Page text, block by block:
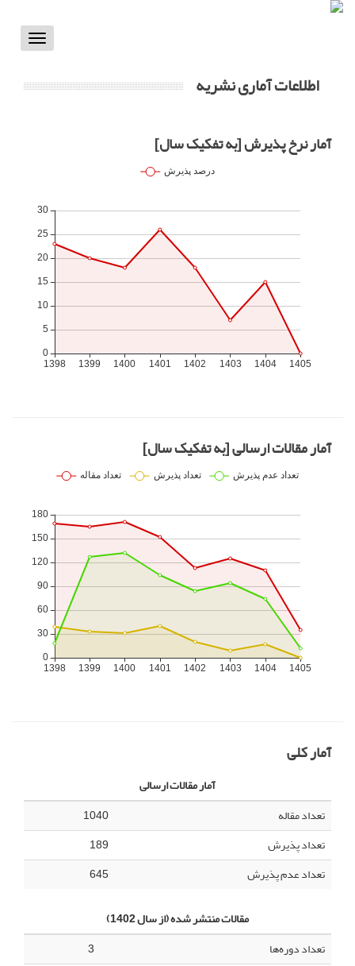
Toggle
اطلاعات آماری نشریه
آمار نرخ پذیرش [به تفکیک سال]
آمار مقالات ارسالی [به تفکیک سال]
آمار کلی
آمار مقالات ارسالی
تعداد مقاله
1040
تعداد پذیرش
189
تعداد عدم پذیرش
645
مقالات منتشر شده (از سال 1402)
تعداد دوره‌ها
3